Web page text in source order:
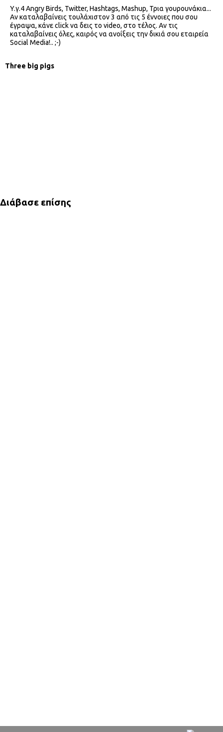
Y.γ.4 Angry Birds, Twitter, Hashtags, Mashup, Τρια γουρουνάκια...
Αν καταλαβαίνεις τουλάχιστον 3 από τις 5 έννοιες που σου
έγραψα, κάνεclickνα δεις το video, στο τέλος. Αν τις
καταλαβαίνεις όλες, καιρός να ανοίξεις την δικιά σου εταιρεία
Social Media!.. ;-)
Three big pigs
Διάβασε επίσης